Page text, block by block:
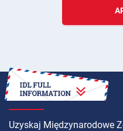
INSTRUKCJA
Uzyskaj Międzynarodowe